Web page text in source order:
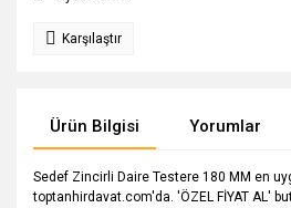
Karşılaştır
Ürün Bilgisi Yorumlar
Sedef Zincirli Daire Testere 180 MM en
toptanhirdavat.com'da. 'ÖZEL FİYAT AL'